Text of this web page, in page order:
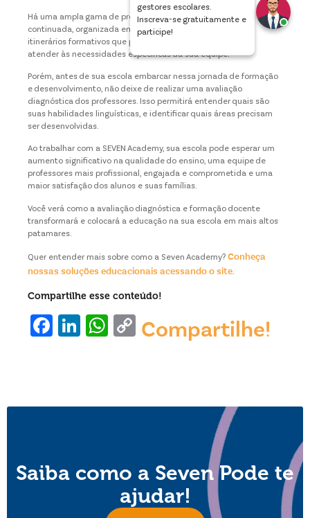
gestores escolares.
Inscreva-se gratuitamente e
participe!
Há uma ampla gama de programas de formação inicial e
continuada, organizada em trilhas de desenvolvimento e
itinerários formativos que podem ser personalizados para
atender às necessidades específicas da sua equipe.
Porém, antes de sua escola embarcar nessa jornada de formação
e desenvolvimento, não deixe de realizar uma avaliação
diagnóstica dos professores. Isso permitirá entender quais são
suas habilidades linguísticas, e identificar quais áreas precisam
ser desenvolvidas.
Ao trabalhar com a SEVEN Academy, sua escola pode esperar um
aumento significativo na qualidade do ensino, uma equipe de
professores mais profissional, engajada e comprometida e uma
maior satisfação dos alunos e suas famílias.
Você verá como a avaliação diagnóstica e formação docente
transformará e colocará a educação na sua escola em mais altos
patamares.
Quer entender mais sobre como a Seven Academy? Conheça
nossas soluções educacionais acessando o site.
Compartilhe esse conteúdo!
Facebook
LinkedIn
WhatsApp
Copy
Compartilhe!
Saiba como a Seven Pode te
ajudar!